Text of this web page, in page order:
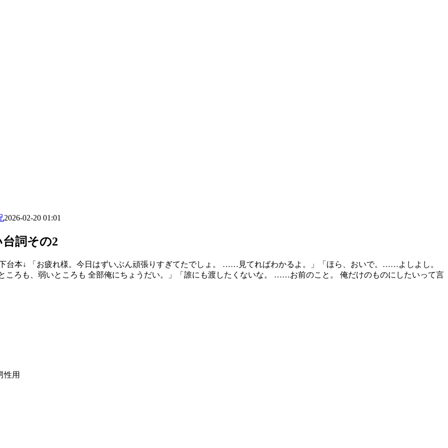
2026-02-20 01:01
詞その2
台本↓ 「お疲れ様。今日はずいぶん頑張りすぎてたでしょ。 ……見てればわかるよ。」 ​「ほら、おいで。……よしよし。
ろも、弱いところも 全部俺にちょうだい。」 ​「誰にも渡したくないな。 ……お前のこと。 俺だけのものにしたいって言
性用